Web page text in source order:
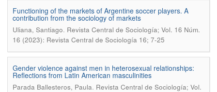
Functioning of the markets of Argentine soccer players. A
contribution from the sociology of markets
Uliana, Santiago. Revista Central de Sociología; Vol. 16 Núm.
16 (2023): Revista Central de Sociología 16; 7-25
Gender violence against men in heterosexual relationships:
Reflections from Latin American masculinities
Parada Ballesteros, Paula. Revista Central de Sociología; Vol.